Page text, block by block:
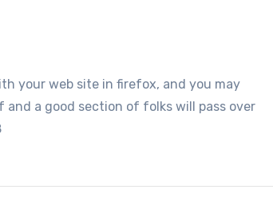
your web site in firefox, and you may
a good section of folks will pass over